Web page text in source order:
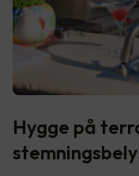
Hygge på